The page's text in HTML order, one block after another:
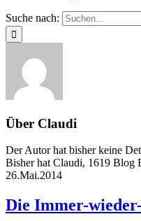
Suche nach:
Über Claudi
Der Autor hat bisher keine
Bisher hat Claudi, 1619 Blog
26.Mai.2014
Die Immer-